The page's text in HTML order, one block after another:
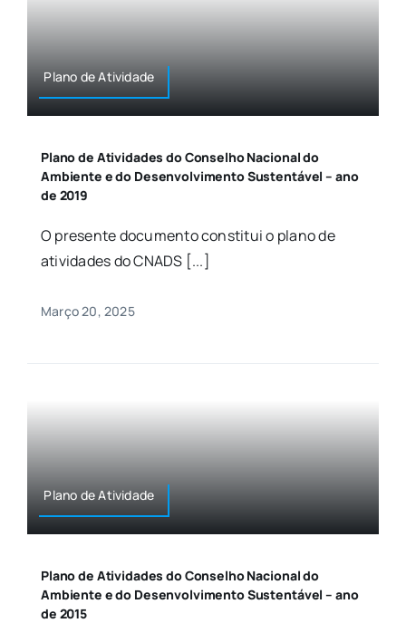
Plano de Atividade
Plano de Atividades do Conselho Nacional do
Ambiente e do Desenvolvimento Sustentável – ano
de 2019
O presente documento constitui o plano de
atividades do CNADS [...]
Março 20, 2025
Plano de Atividade
Plano de Atividades do Conselho Nacional do
Ambiente e do Desenvolvimento Sustentável – ano
de 2015